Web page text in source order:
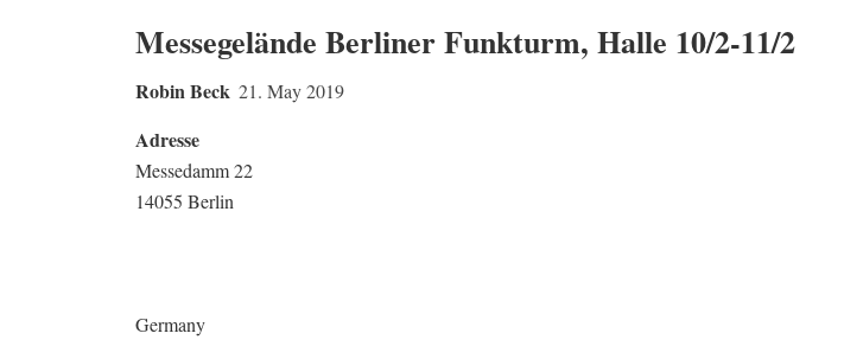
Messegelände Berliner Funkturm, Halle 10/2-11/2
Robin Beck 21. May 2019
Adresse
Messedamm 22
14055 Berlin
Germany